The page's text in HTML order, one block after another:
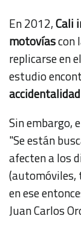
En 2012,Cali
motovíascon
replicarse en
estudio
Sin embargo,
"Se están
afecten a los
(automóviles,
en ese
Juan Carlos